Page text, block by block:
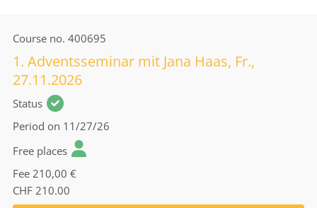
Course no. 400695
1. Adventsseminar mit Jana Haas, Fr.,
27.11.2026
Status
Period on 11/27/26
Free places
Fee 210,00 €
CHF 210.00